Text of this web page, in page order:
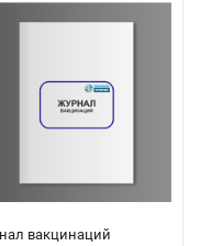
вакцинаций